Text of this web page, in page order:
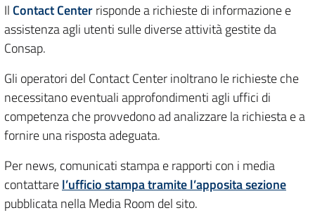
Il Contact Centerrisponde a richieste di informazione e
assistenza agli utenti sulle diverse attività gestite da
Consap.
Gli operatori del Contact Center inoltrano le richieste che
necessitano eventuali approfondimenti agli uffici di
competenza che provvedono ad analizzare la richiesta e a
fornire una risposta adeguata.
Per news, comunicati stampa e rapporti con i media
contattarel’ufficio stampa tramite l’apposita sezione
pubblicata nella Media Room del sito.